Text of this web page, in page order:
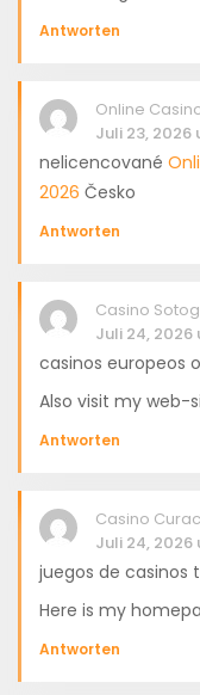
Antworten
Online
Juli 23, 2026
nelicencované
2026 Česko
Antworten
Casino
Juli 24, 2026
casinos europeos
Also visit my web-
Antworten
Casino
Juli 24, 2026
juegos de casinos
Here is my
Antworten